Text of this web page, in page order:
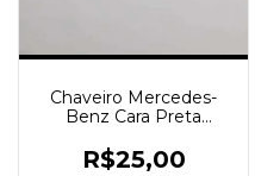
Chaveiro Mercedes-
Benz Cara Preta
R$25,00